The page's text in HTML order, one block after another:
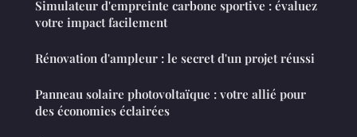
Simulateur d'empreinte carbone sportive : évaluez
votre impact facilement
Rénovation d'ampleur : le secret d'un projet réussi
Panneau solaire photovoltaïque : votre allié pour
des économies éclairées